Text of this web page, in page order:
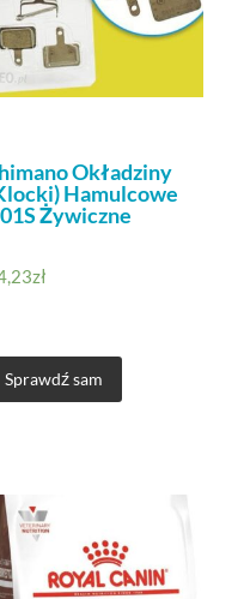
Okładziny
Hamulcowe
Żywiczne
zł
Sprawdź sam